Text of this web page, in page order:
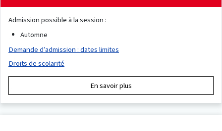
Admission possible à la session :
Automne
Demande d’admission : dates limites
Droits de scolarité
En savoir plus